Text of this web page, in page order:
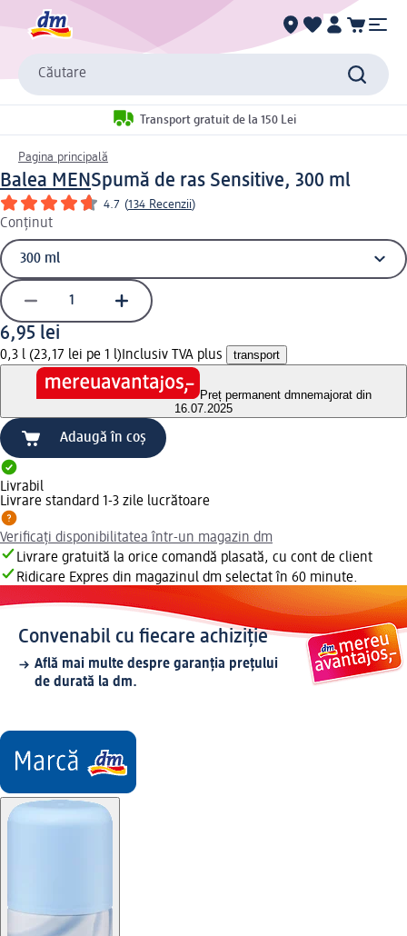
Căutare
Transport gratuit de la 150 Lei
Pagina principală
Balea MENSpumă de ras Sensitive, 300 ml
4.7 (134 Recenzii)
Conținut
6,95 lei
0,3 l (23,17 lei pe 1 l) Inclusiv TVA plus transport
Preț permanent dmnemajorat din
16.07.2025
Adaugă în coș
Livrabil
Livrare standard 1-3 zile lucrătoare
Verificați disponibilitatea într-un magazin dm
Livrare gratuită la orice comandă plasată, cu cont de client
Ridicare Expres din magazinul dm selectat în 60 minute.
Convenabil cu fiecare achiziție
Află mai multe despre garanția prețului
de durată la dm.